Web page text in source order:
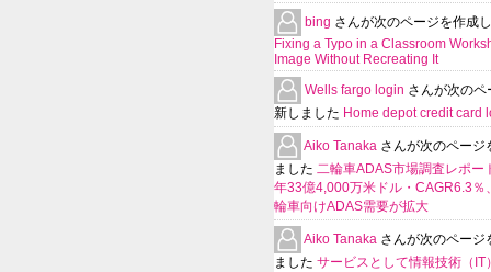
bing さんが次のページを作成
Fixing a Typo in a Classroom
Image Without Recreating It
Wells fargo login さんが次のペ
新しました Home depot credit card
Aiko Tanaka さんが次のページ
ました 二輪車ADAS市場調査レポー
年33億4,000万米ドル・CAGR6.3％
輪車向けADAS需要が拡大
Aiko Tanaka さんが次のページ
ました サービスとして情報技術（IT